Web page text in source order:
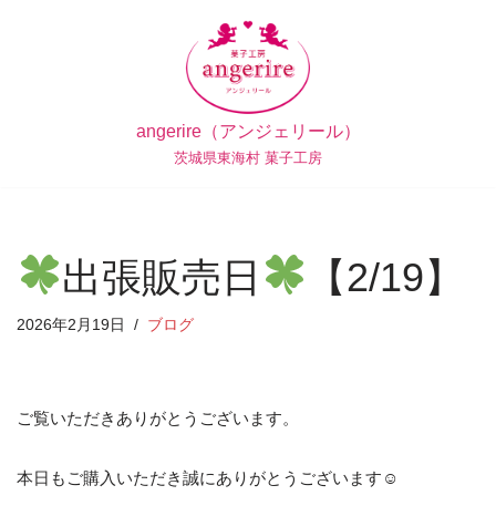
ッ
angerire（アンジェリール）
茨城県東海村 菓子工房
出張販売日 【2/19】
2026年2月19日 ブログ
ご覧いただきありがとうございます。
本日もご購入いただき誠にありがとうございます☺︎